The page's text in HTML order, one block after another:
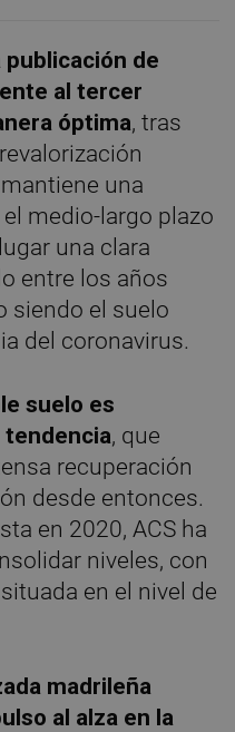
publicación de
al tercer
óptima, tras
una
medio-largo plazo
una clara
entre los años
siendo el suelo
del coronavirus.
suelo es
tendencia, que
recuperación
desde entonces.
en 2020, ACS ha
niveles, con
en el nivel de
madrileña
al alza en la